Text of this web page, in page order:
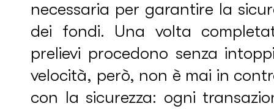
necessaria per garantire la
dei fondi. Una volta
prelievi procedono senza
velocità, però, non è mai in
con la sicurezza: ogni